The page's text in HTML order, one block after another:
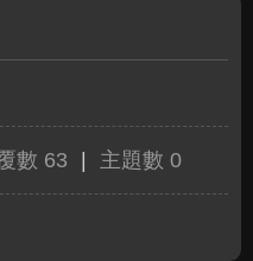
數 63 主題數 0